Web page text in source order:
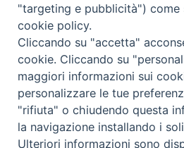
"targeting e pubblicità") come
cookie policy.
Cliccando su "accetta"
cookie. Cliccando su
maggiori informazioni sui
personalizzare le tue
"rifiuta" o chiudendo questa
la navigazione installando i
Ulteriori informazioni sono